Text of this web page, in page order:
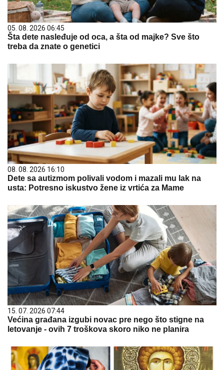
05. 08. 2026 06:45
Šta dete nasleđuje od oca, a šta od majke? Sve što
treba da znate o genetici
08. 08. 2026 16:10
Dete sa autizmom polivali vodom i mazali mu lak na
usta: Potresno iskustvo žene iz vrtića za Mame
15. 07. 2026 07:44
Većina građana izgubi novac pre nego što stigne na
letovanje - ovih 7 troškova skoro niko ne planira